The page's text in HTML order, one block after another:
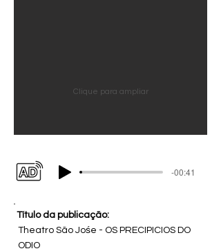
Clique para ampliar
-00:41
Título da publicação:
Theatro São Jośe - OS PRECIPICIOS DO
ODIO